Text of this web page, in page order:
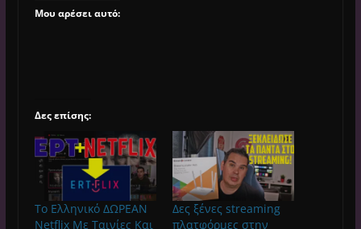
Μου αρέσει αυτό:
Δες επίσης:
Το Ελληνικό ΔΩΡΕΑΝ
Netflix Με Ταινίες Και
Δες ξένες streaming
πλατφόρμες στην